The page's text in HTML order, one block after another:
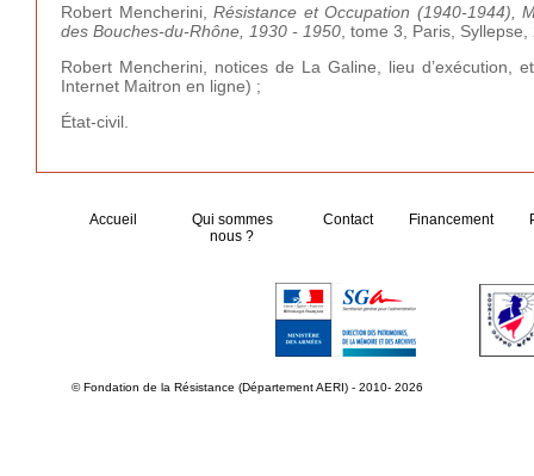
Robert Mencherini,Résistance et Occupation (1940-1944),
des Bouches-du-Rhône, 1930 - 1950 , tome 3, Paris, Syllepse,
Robert Mencherini, notices de La Galine, lieu d’exécution,
Internet Maitron en ligne) ;
État-civil.
Accueil
Qui sommes
nous ?
Contact Financement
© Fondation de la Résistance (Département AERI) - 2010- 2026